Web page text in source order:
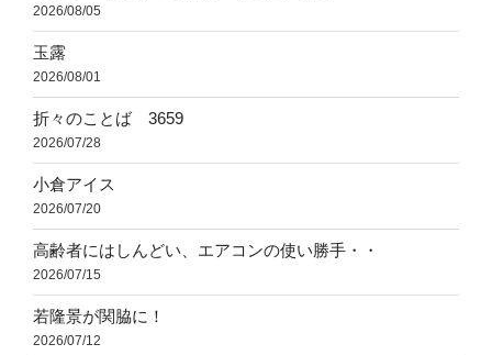
2026/08/05
玉露
2026/08/01
折々のことば 3659
2026/07/28
小倉アイス
2026/07/20
高齢者にはしんどい、エアコンの使い勝手・・
2026/07/15
若隆景が関脇に！
2026/07/12